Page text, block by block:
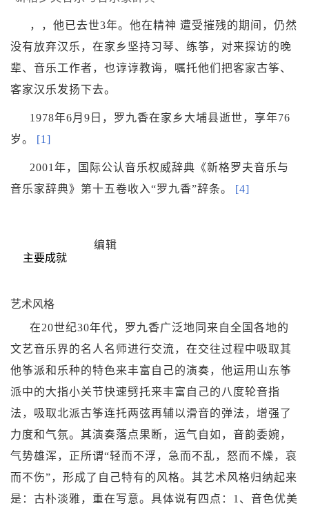
，，他已去世3年。他在精神 遭受摧残的期间，仍然
没有放弃汉乐，在家乡坚持习琴、练筝，对来探访的晚
辈、音乐工作者，也谆谆教诲，嘱托他们把客家古筝、
客家汉乐发扬下去。
1978年6月9日，罗九香在家乡大埔县逝世，享年76
岁。
[1]
2001年，国际公认音乐权威辞典《新格罗夫音乐与
音乐家辞典》第十五卷收入“罗九香”辞条。 [4]
主要成就
编辑
艺术风格
在20世纪30年代，罗九香广泛地同来自全国各地的
文艺音乐界的名人名师进行交流，在交往过程中吸取其
他筝派和乐种的特色来丰富自己的演奏，他运用 山东筝
派中的大指小关节快速劈托来丰富自己的八度轮音指
法，吸取北派古筝连托两弦再辅以 滑音的弹法，增强了
力度和气氛。其演奏落点果断，运气自如，音韵委婉，
气势雄浑，正所谓“轻而不浮，急而不乱，怒而不燥，哀
而不伤”，形成了自己特有的风格。其艺术风格归纳起来
是：古朴淡雅，重在写意。具体说有四点：1、音色优美